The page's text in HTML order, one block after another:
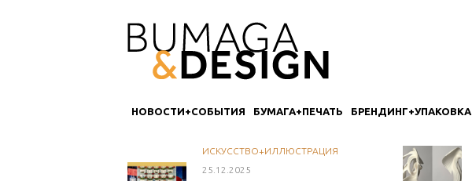
НОВОСТИ+СОБЫТИЯ БУМАГА+ПЕЧАТЬ БРЕНДИНГ+УПАКОВКА
ИСКУССТВО+ИЛЛЮСТРАЦИЯ
25.12.2025